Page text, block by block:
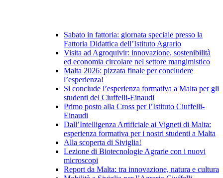
Sabato in fattoria: giornata speciale presso la
Fattoria Didattica dell’Istituto Agrario
Visita ad Agroquivir: innovazione, sostenibilità
ed economia circolare nel settore mangimistico
Malta 2026: pizzata finale per concludere
l’esperienza!
Si conclude l’esperienza formativa a Malta per gli
studenti del Ciuffelli-Einaudi
Primo posto alla Cross per l’Istituto Ciuffelli-
Einaudi
Dall’Intelligenza Artificiale ai Vigneti di Malta:
esperienza formativa per i nostri studenti a Malta
Alla scoperta di Siviglia!
Lezione di Biotecnologie Agrarie con i nuovi
microscopi
Report da Malta: tra innovazione, natura e cultura